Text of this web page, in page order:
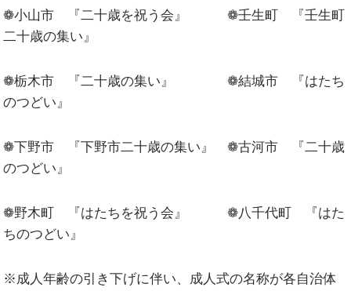
❁小山市 『二十歳を祝う会』 ❁壬生町 『壬生町
二十歳の集い』
❁栃木市 『二十歳の集い』 ❁結城市 『はたち
のつどい』
❁下野市 『下野市二十歳の集い』 ❁古河市 『二十歳
のつどい』
❁野木町 『はたちを祝う会』 ❁八千代町 『はた
ちのつどい』
※成人年齢の引き下げに伴い、成人式の名称が各自治体